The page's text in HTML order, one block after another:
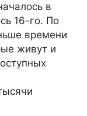
в
16-го. По
времени
живут и